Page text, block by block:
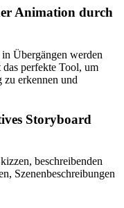
Animation durch
Übergängen werden
perfekte Tool, um
erkennen und
Storyboard
beschreibenden
Szenenbeschreibungen